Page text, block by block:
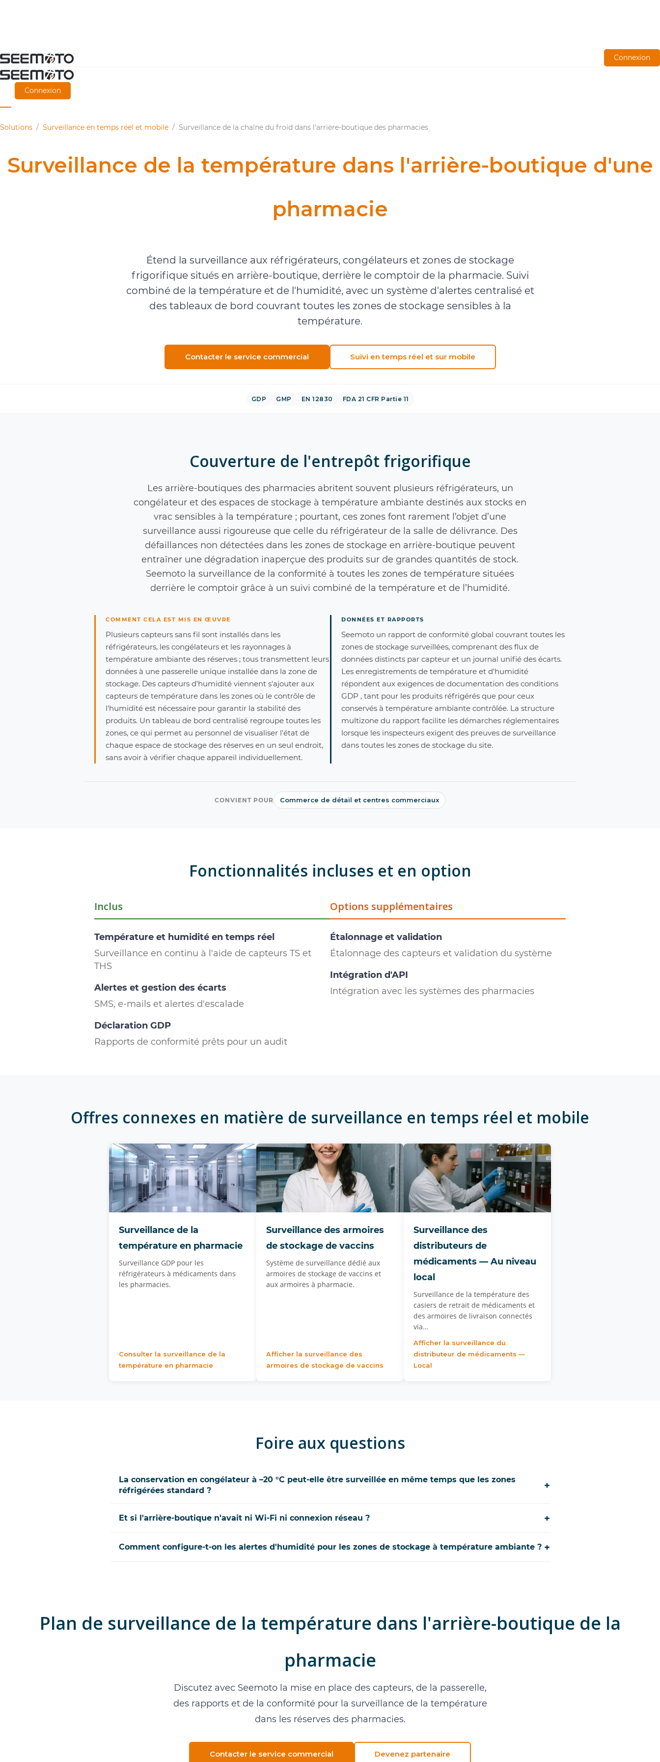
Aller
directement
contenu
Connexion
Connexion
Solutions / Surveillance en temps réel et mobile / Surveillance de la chaîne du froid dans l'arrière-boutique des pharmacies
Surveillance de la température dans l'arrière-boutique d'une
pharmacie
Étend la surveillance aux réfrigérateurs, congélateurs et zones de stockage
frigorifique situés en arrière-boutique, derrière le comptoir de la pharmacie. Suivi
combiné de la température et de l'humidité, avec un système d'alertes centralisé et
des tableaux de bord couvrant toutes les zones de stockage sensibles à la
température.
Contacter le service commercial Suivi en temps réel et sur mobile
GDP GMP EN 12830 FDA 21 CFR Partie 11
Couverture de l'entrepôt frigorifique
Les arrière-boutiques des pharmacies abritent souvent plusieurs réfrigérateurs, un
congélateur et des espaces de stockage à température ambiante destinés aux stocks en
vrac sensibles à la température ; pourtant, ces zones font rarement l’objet d’une
surveillance aussi rigoureuse que celle du réfrigérateur de la salle de délivrance. Des
défaillances non détectées dans les zones de stockage en arrière-boutique peuvent
entraîner une dégradation inaperçue des produits sur de grandes quantités de stock.
Seemoto la surveillance de la conformité à toutes les zones de température situées
derrière le comptoir grâce à un suivi combiné de la température et de l’humidité.
COMMENT CELA EST MIS EN ŒUVRE
Plusieurs capteurs sans fil sont installés dans les
réfrigérateurs, les congélateurs et les rayonnages à
température ambiante des réserves ; tous transmettent leurs
données à une passerelle unique installée dans la zone de
stockage. Des capteurs d'humidité viennent s'ajouter aux
capteurs de température dans les zones où le contrôle de
l'humidité est nécessaire pour garantir la stabilité des
produits. Un tableau de bord centralisé regroupe toutes les
zones, ce qui permet au personnel de visualiser l'état de
chaque espace de stockage des réserves en un seul endroit,
sans avoir à vérifier chaque appareil individuellement.
DONNÉES ET RAPPORTS
Seemoto un rapport de conformité global couvrant toutes les
zones de stockage surveillées, comprenant des flux de
données distincts par capteur et un journal unifié des écarts.
Les enregistrements de température et d'humidité
répondent aux exigences de documentation des conditions
GDP , tant pour les produits réfrigérés que pour ceux
conservés à température ambiante contrôlée. La structure
multizone du rapport facilite les démarches réglementaires
lorsque les inspecteurs exigent des preuves de surveillance
dans toutes les zones de stockage du site.
CONVIENT POUR Commerce de détail et centres commerciaux
Fonctionnalités incluses et en option
Inclus
Température et humidité en temps réel
Surveillance en continu à l'aide de capteurs TS et
THS
Alertes et gestion des écarts
SMS, e-mails et alertes d'escalade
Déclaration GDP
Rapports de conformité prêts pour un audit
Options supplémentaires
Étalonnage et validation
Étalonnage des capteurs et validation du système
Intégration d'API
Intégration avec les systèmes des pharmacies
Offres connexes en matière de surveillance en temps réel et mobile
Surveillance de la
température en pharmacie
Surveillance GDP pour les
réfrigérateurs à médicaments dans
les pharmacies.
Consulter la surveillance de la
température en pharmacie
Surveillance des armoires
de stockage de vaccins
Système de surveillance dédié aux
armoires de stockage de vaccins et
aux armoires à pharmacie.
Afficher la surveillance des
armoires de stockage de vaccins
Surveillance des
distributeurs de
médicaments — Au niveau
local
Surveillance de la température des
casiers de retrait de médicaments et
des armoires de livraison connectés
via…
Afficher la surveillance du
distributeur de médicaments —
Local
Foire aux questions
La conservation en congélateur à –20 °C peut-elle être surveillée en même temps que les zones
réfrigérées standard ?
+
Et si l'arrière-boutique n'avait ni Wi-Fi ni connexion réseau ? +
Comment configure-t-on les alertes d'humidité pour les zones de stockage à température ambiante ? +
Plan de surveillance de la température dans l'arrière-boutique de la
pharmacie
Discutez avec Seemoto la mise en place des capteurs, de la passerelle,
des rapports et de la conformité pour la surveillance de la température
dans les réserves des pharmacies.
Contacter le service commercial Devenez partenaire